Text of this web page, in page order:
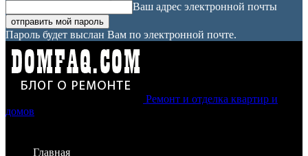
Ваш адрес электронной почты
Пароль будет выслан Вам по электронной почте.
Ремонт и отделка квартир и
домов
Главная